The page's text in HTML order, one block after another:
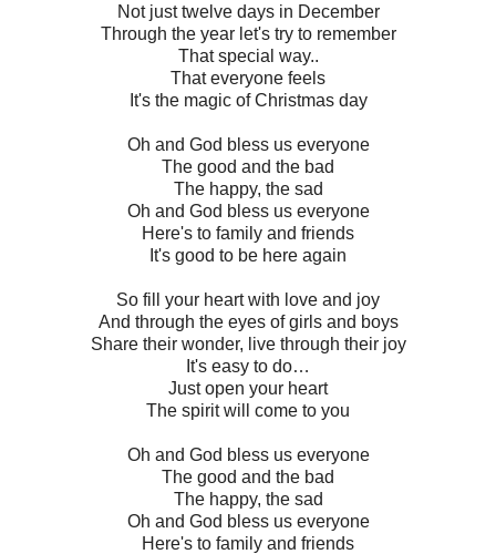
Not just twelve days in December
Through the year let's try to remember
That special way..
That everyone feels
It's the magic of Christmas day
Oh and God bless us everyone
The good and the bad
The happy, the sad
Oh and God bless us everyone
Here's to family and friends
It's good to be here again
So fill your heart with love and joy
And through the eyes of girls and boys
Share their wonder, live through their joy
It's easy to do…
Just open your heart
The spirit will come to you
Oh and God bless us everyone
The good and the bad
The happy, the sad
Oh and God bless us everyone
Here's to family and friends